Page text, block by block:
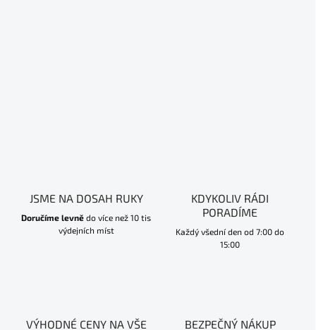
JSME NA DOSAH RUKY
Doručíme levně do více než 10 tis
výdejních míst
KDYKOLIV RÁDI
PORADÍME
Každý všední den od 7:00 do
15:00
VÝHODNÉ CENY NA VŠE BEZPEČNÝ NÁKUP